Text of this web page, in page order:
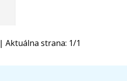
| Aktuálna strana: 1/1